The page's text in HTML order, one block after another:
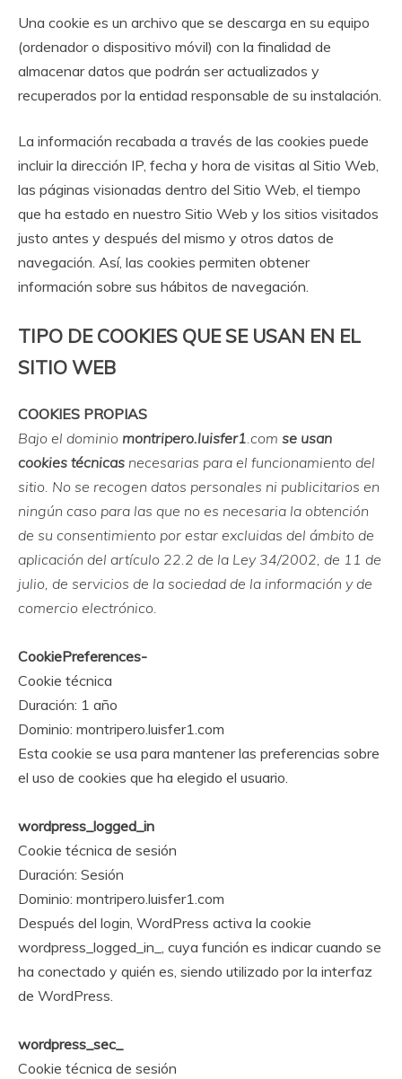
Una cookie es un archivo que se descarga en su equipo
(ordenador o dispositivo móvil) con la finalidad de
almacenar datos que podrán ser actualizados y
recuperados por la entidad responsable de su instalación.
La información recabada a través de las cookies puede
incluir la dirección IP, fecha y hora de visitas al Sitio Web,
las páginas visionadas dentro del Sitio Web, el tiempo
que ha estado en nuestro Sitio Web y los sitios visitados
justo antes y después del mismo y otros datos de
navegación. Así, las cookies permiten obtener
información sobre sus hábitos de navegación.
TIPO DE COOKIES QUE SE USAN EN EL
SITIO WEB
COOKIES PROPIAS
Bajo el dominio montripero.luisfer1 .com se usan
cookies técnicas necesarias para el funcionamiento del
sitio. No se recogen datos personales ni publicitarios en
ningún caso para las que no es necesaria la obtención
de su consentimiento por estar excluidas del ámbito de
aplicación del artículo 22.2 de la Ley 34/2002, de 11 de
julio, de servicios de la sociedad de la información y de
comercio electrónico.
CookiePreferences-
Cookie técnica
Duración: 1 año
Dominio: montripero.luisfer1.com
Esta cookie se usa para mantener las preferencias sobre
el uso de cookies que ha elegido el usuario.
wordpress_logged_in
Cookie técnica de sesión
Duración: Sesión
Dominio: montripero.luisfer1.com
Después del login, WordPress activa la cookie
wordpress_logged_in_, cuya función es indicar cuando se
ha conectado y quién es, siendo utilizado por la interfaz
de WordPress.
wordpress_sec_
Cookie técnica de sesión